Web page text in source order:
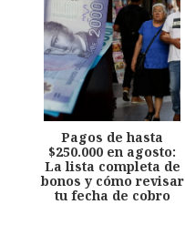
Pagos de hasta
$250.000 en agosto:
La lista completa de
bonos y cómo revisar
tu fecha de cobro